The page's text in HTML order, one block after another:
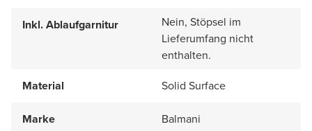
Inkl. Ablaufgarnitur
Nein, Stöpsel im
Lieferumfang nicht
enthalten.
Material
Solid Surface
Marke Balmani